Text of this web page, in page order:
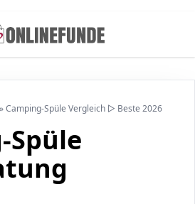
»Camping-Spüle Vergleich ▷ Beste 2026
Spüle